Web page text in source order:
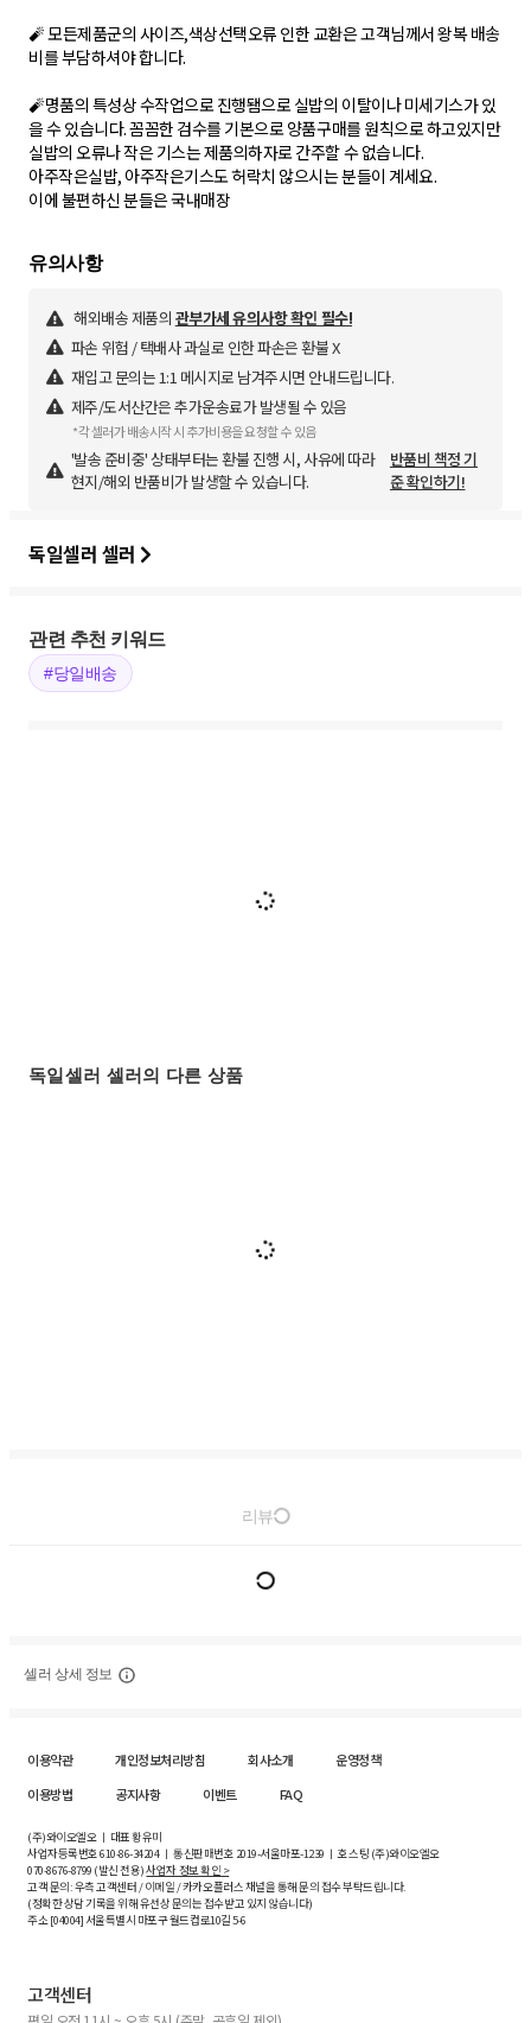
🧨 모든제품군의 사이즈,색상선택오류 인한 교환은 고객님께서 왕복 배송
비를 부담하셔야 합니다.
🧨명품의 특성상 수작업으로 진행됌으로 실밥의 이탈이나 미세기스가 있
을 수 있습니다. 꼼꼼한 검수를 기본으로 양품구매를 원칙으로 하고있지만
실밥의 오류나 작은 기스는 제품의하자로 간주할 수 없습니다.
아주작은실밥, 아주작은기스도 허락치 않으시는 분들이 계세요.
이에 불편하신 분들은 국내매장
유의사항
해외배송 제품의 관부가세 유의사항 확인 필수!
파손 위험 / 택배사 과실로 인한 파손은 환불 X
재입고 문의는 1:1 메시지로 남겨주시면 안내드립니다.
제주/도서산간은 추가운송료가 발생될 수 있음
*각 셀러가 배송시작 시 추가비용을 요청할 수 있음
'발송 준비중' 상태부터는 환불 진행 시, 사유에 따라
현지/해외 반품비가 발생할 수 있습니다.
반품비 책정 기
준 확인하기!
독일셀러 셀러
관련 추천 키워드
#당일배송
독일셀러 셀러의 다른 상품
리뷰
셀러 상세 정보
이용약관 개인정보처리방침 회사소개
운영정책
이용방법
공지사항 이벤트 FAQ
(주)와이오엘오 ㅣ 대표 황유미
사업자등록번호610-86-34204ㅣ 통신판매번호 2019-서울마포-1239 ㅣ 호스팅 (주)와이오엘오
070-8676-8799 (발신 전용)사업자 정보 확인 >
고객 문의: 우측 고객센터 / 이메일 / 카카오플러스 채널을 통해 문의 접수 부탁드립니다.
(정확한 상담 기록을 위해 유선상 문의는 접수받고 있지 않습니다)
주소 [04004] 서울특별시 마포구 월드컵로10길5-6
고객센터